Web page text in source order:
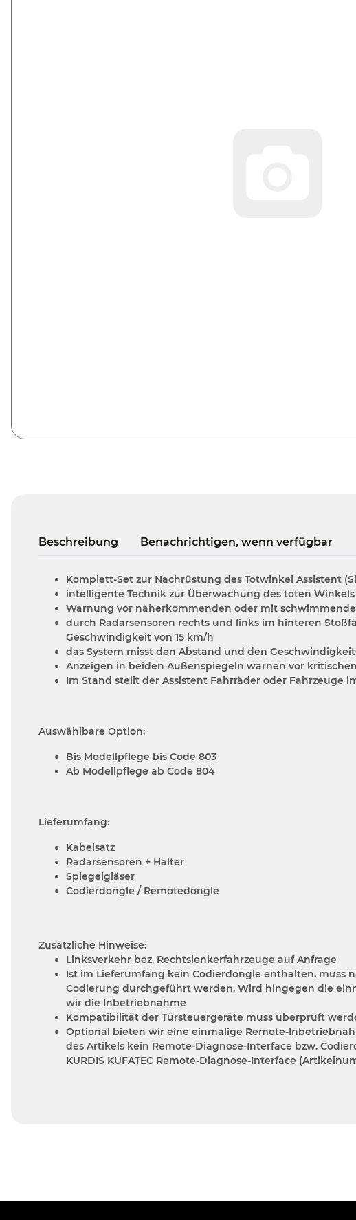
Beschreibung Benachrichtigen, wenn verfügbar
Komplett-Set zur Nachrüstung des Totwinkel Assistent
intelligente Technik zur Überwachung des toten
Warnung vor näherkommenden oder mit
durch Radarsensoren rechts und links im hinteren
Geschwindigkeit von 15 km/h
das System misst den Abstand und den
Anzeigen in beiden Außenspiegeln warnen vor
Im Stand stellt der Assistent Fahrräder oder Fahrzeuge
Auswählbare Option:
Bis Modellpflege bis Code 803
Ab Modellpflege ab Code 804
Lieferumfang:
Kabelsatz
Radarsensoren + Halter
Spiegelgläser
Codierdongle / Remotedongle
Zusätzliche Hinweise:
Linksverkehr bez. Rechtslenkerfahrzeuge auf Anfrage
Ist im Lieferumfang kein Codierdongle enthalten, muss
Codierung durchgeführt werden. Wird hingegen die
wir die Inbetriebnahme
Kompatibilität der Türsteuergeräte muss überprüft
Optional bieten wir eine einmalige Remote-
des Artikels kein Remote-Diagnose-Interface bzw.
KURDIS KUFATEC Remote-Diagnose-Interface